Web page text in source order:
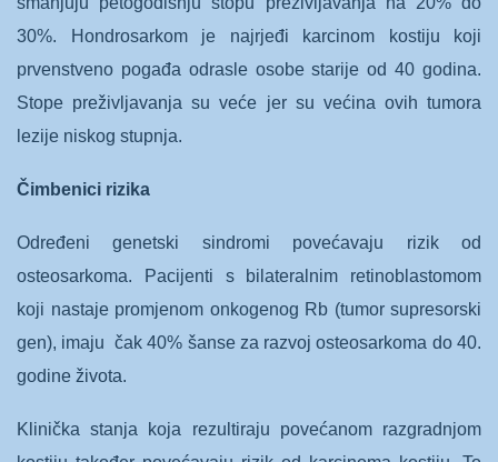
30%. Hondrosarkom je najrjeđi karcinom kostiju koji
prvenstveno pogađa odrasle osobe starije od 40 godina.
Stope preživljavanja su veće jer su većina ovih tumora
lezije niskog stupnja.
Čimbenici rizika
Određeni genetski sindromi povećavaju rizik od
osteosarkoma. Pacijenti s bilateralnim retinoblastomom
koji nastaje promjenom onkogenog Rb (tumor supresorski
gen), imaju čak 40% šanse za razvoj osteosarkoma do 40.
godine života.
Klinička stanja koja rezultiraju povećanom razgradnjom